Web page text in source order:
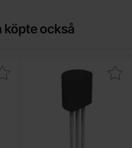
köpte också
50V 200mA som favorit
Makera bC559C TO-92 PNP